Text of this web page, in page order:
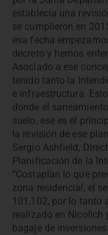
establecía una
se cumplieron en
esa fecha
decreto y hemos
Asociado a ese
tenido tanto la
e infraestructura.
donde el
suelo, ese es el
la revisión de ese
Sergio Ashfield,
Planificación de la
“Costaplan lo que
zona residencial, el
101,102, por lo tanto
realizado en Nicolich
bagaje de